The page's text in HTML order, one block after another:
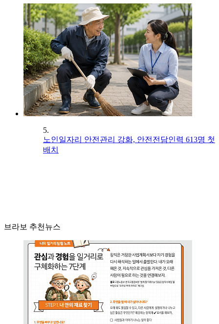
5.
노인일자리 안전관리 강화, 안전전담인력 613명 첫
배치
브라보 추천뉴스